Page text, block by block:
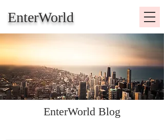
EnterWorld
EnterWorld Blog